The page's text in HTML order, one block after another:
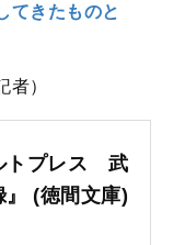
てきたものと
）
トプレス 武
(徳間文庫)